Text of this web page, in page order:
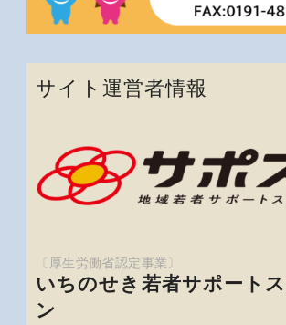
サイト運営者情報
いちのせき若者サポート
ン